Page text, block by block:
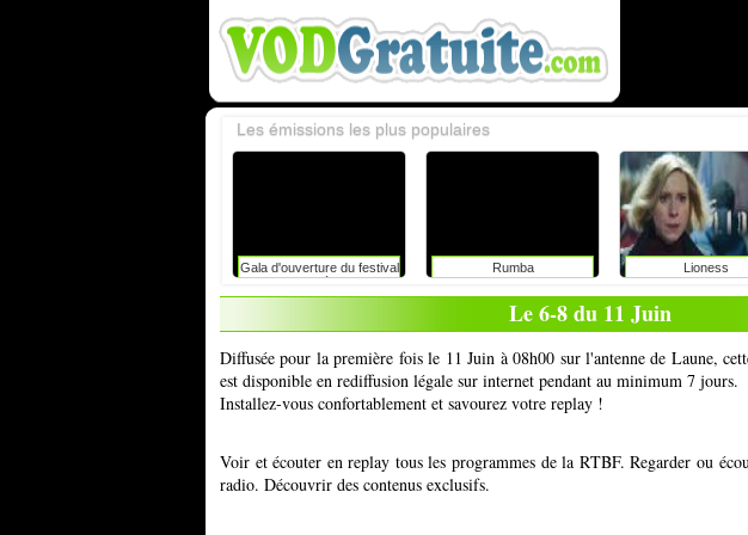
Gala d'ouverture du festival
du rire de liège avec
caroline vigneaux: faut-il
Rumba Lioness
Les émissions les plus populaires
Le 6-8 du 11 Juin
Diffusée pour la première fois le 11 Juin à 08h00 sur l'antenne de Laune,
est disponible en rediffusion légale sur internet pendant au minimum 7 jours.
Installez-vous confortablement et savourez votre replay !
Voir et écouter en replay tous les programmes de la RTBF. Regarder ou
radio. Découvrir des contenus exclusifs.